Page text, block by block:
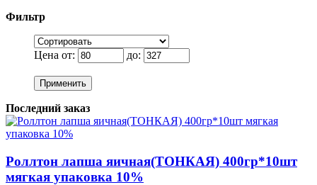
Фильтр
Цена от: до:
Применить
Последний заказ
Роллтон лапша яичная(ТОНКАЯ) 400гр*10шт
мягкая упаковка 10%